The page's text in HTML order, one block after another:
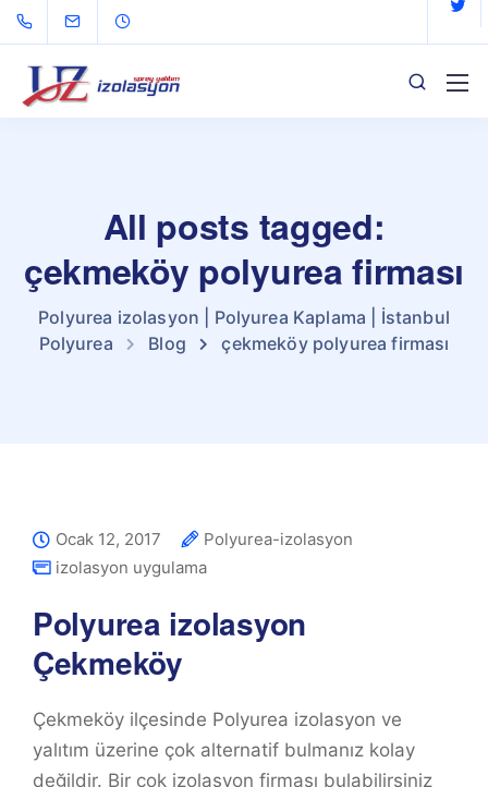
All posts tagged:
çekmeköy polyurea firması
Polyurea izolasyon | Polyurea Kaplama | İstanbul
Polyurea
Blog çekmeköy polyurea firması
Ocak 12, 2017
Polyurea-izolasyon
izolasyon uygulama
Polyurea izolasyon
Çekmeköy
Çekmeköy ilçesinde Polyurea izolasyon ve
yalıtım üzerine çok alternatif bulmanız kolay
değildir. Bir çok izolasyon firması bulabilirsiniz